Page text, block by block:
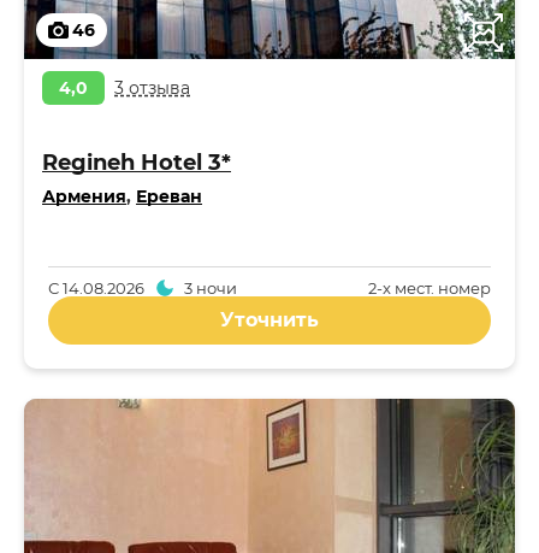
46
4,0 3 отзыва
Regineh Hotel 3*
Армения, Ереван
2-x мест. номер
С14.08.2026 3 ночи
Уточнить